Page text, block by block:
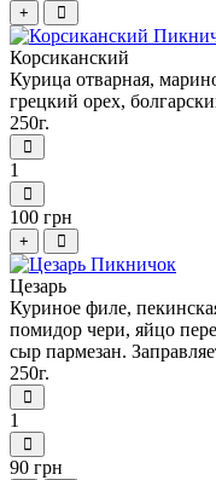
+
Корсиканский
Курица отварная,
грецкий орех,
250г.
1
100 грн
+
Цезарь
Куриное филе,
помидор чери, яйцо
сыр пармезан.
250г.
1
90 грн